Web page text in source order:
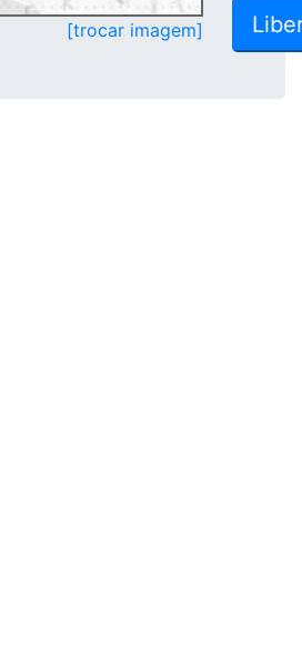
[trocar imagem]